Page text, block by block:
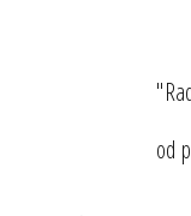
od